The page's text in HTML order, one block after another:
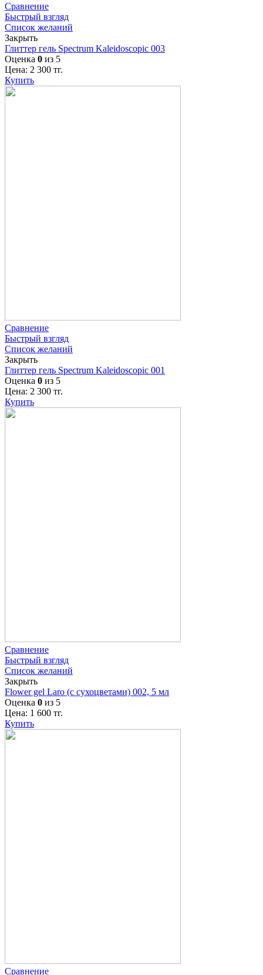
Сравнение
Быстрый взгляд
Список желаний
Закрыть
Глиттер гель Spectrum Kaleidoscopic 003
Оценка 0 из 5
Цена: 2 300 тг.
Купить
Сравнение
Быстрый взгляд
Список желаний
Закрыть
Глиттер гель Spectrum Kaleidoscopic 001
Оценка 0 из 5
Цена: 2 300 тг.
Купить
Сравнение
Быстрый взгляд
Список желаний
Закрыть
Flower gel Laro (с сухоцветами) 002, 5 мл
Оценка 0 из 5
Цена: 1 600 тг.
Купить
Сравнение